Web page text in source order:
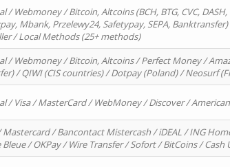
/ Webmoney / Bitcoin, Altcoins (BCH, BTG, CVC, DASH,
Mbank, Przelewy24, Safetypay, SEPA,
/ Local Methods (25+ methods)
/ Webmoney / Bitcoin, Altcoins / Perfect Money /
/ QIWI (CIS countries) / Dotpay (Poland) / Neosurf
/ Visa / MasterCard / WebMoney / Discover /
Mastercard / Bancontact Mistercash / iDEAL / ING
Bleue / OKPay / Wire Transfer / Sofort / BitCoins /